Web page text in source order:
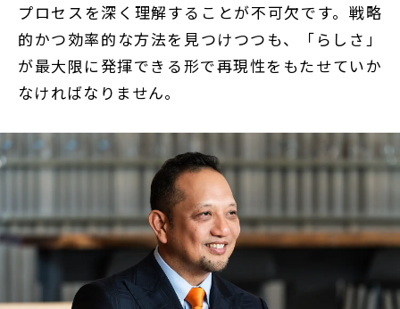
プロセスを深く理解することが不可欠です。戦略
的かつ効率的な方法を見つけつつも、「らしさ」
が最大限に発揮できる形で再現性をもたせていか
なければなりません。